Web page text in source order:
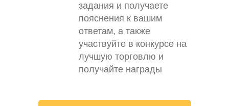
задания и получаете
пояснения к вашим
ответам, а также
участвуйте в конкурсе на
лучшую торговлю и
получайте награды